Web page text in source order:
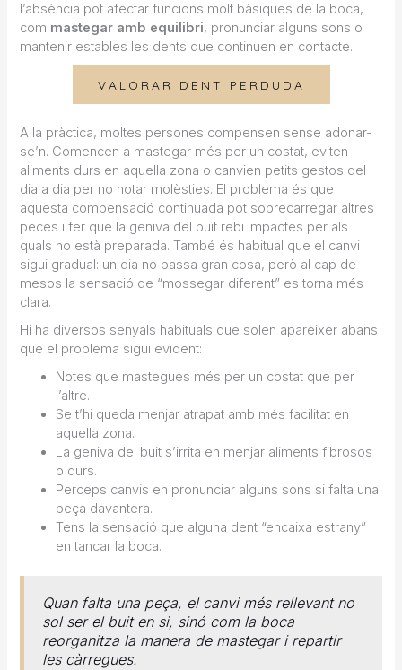
l’absència pot afectar funcions molt bàsiques de la boca,
com mastegar amb equilibri, pronunciar alguns sons o
mantenir estables les dents que continuen en contacte.
VALORAR DENT PERDUDA
A la pràctica, moltes persones compensen sense adonar-
se’n. Comencen a mastegar més per un costat, eviten
aliments durs en aquella zona o canvien petits gestos del
dia a dia per no notar molèsties. El problema és que
aquesta compensació continuada pot sobrecarregar altres
peces i fer que la geniva del buit rebi impactes per als
quals no està preparada. També és habitual que el canvi
sigui gradual: un dia no passa gran cosa, però al cap de
mesos la sensació de “mossegar diferent” es torna més
clara.
Hi ha diversos senyals habituals que solen aparèixer abans
que el problema sigui evident:
Notes que mastegues més per un costat que per
l’altre.
Se t’hi queda menjar atrapat amb més facilitat en
aquella zona.
La geniva del buit s’irrita en menjar aliments fibrosos
o durs.
Perceps canvis en pronunciar alguns sons si falta una
peça davantera.
Tens la sensació que alguna dent “encaixa estrany”
en tancar la boca.
Quan falta una peça, el canvi més rellevant no
sol ser el buit en si, sinó com la boca
reorganitza la manera de mastegar i repartir
les càrregues.